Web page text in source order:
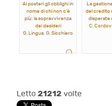
Ai posteri gli obblighi in
nome di chi non c'è
più: la sopravvivenza
dei desideri
G. Lingua, G. Sicchiero
La
del credito
disperate
C.
Letto 21212 volte